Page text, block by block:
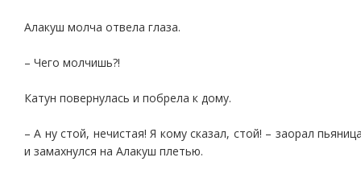
Алакуш молча отвела глаза.
– Чего молчишь?!
Катун повернулась и побрела к дому.
– А ну стой, нечистая! Я кому сказал, стой! – заорал
и замахнулся на Алакуш плетью.